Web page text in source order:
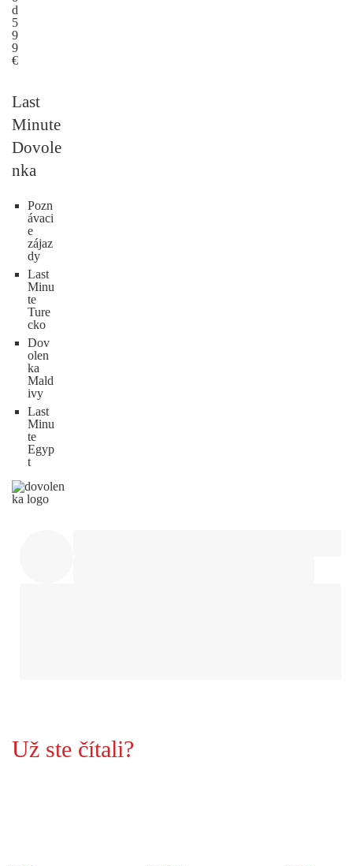
d
5
9
9
€
Last
Minute
Dovole
nka
Pozn
ávaci
e
zájaz
dy
Last
Minu
te
Ture
cko
Dov
olen
ka
Mald
ivy
Last
Minu
te
Egyp
t
Už ste čítali?